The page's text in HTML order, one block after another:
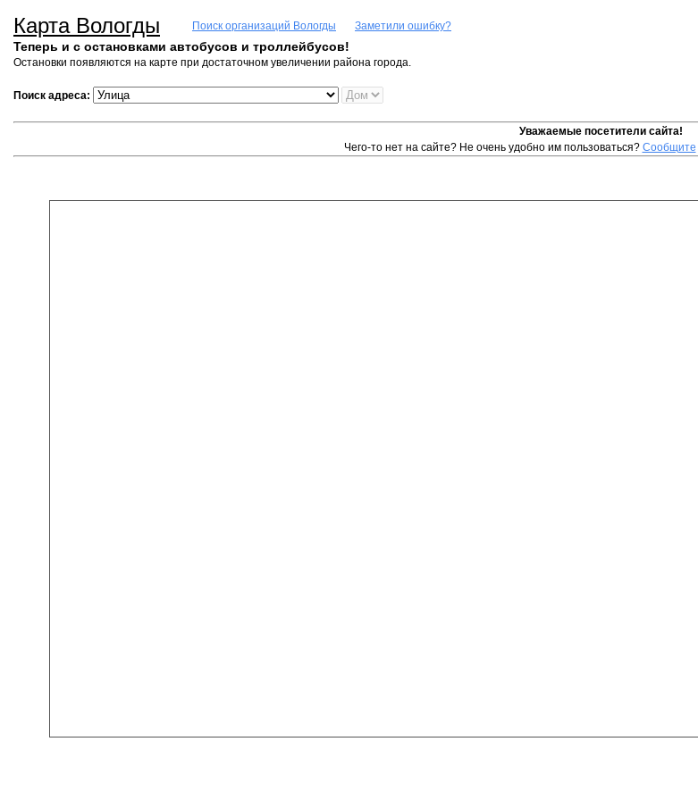
Карта Вологды Поиск организаций Вологды Заметили ошибку?
Теперь и с остановками автобусов и троллейбусов!
Остановки появляются на карте при достаточном увеличении района города.
Поиск адреса:
Уважаемые посетители сайта!
Чего-то нет на сайте? Не очень удобно им пользоваться? Сообщите